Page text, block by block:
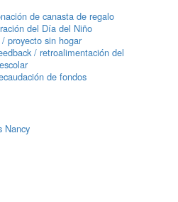
de canasta de regalo
del Día del Niño
proyecto sin hogar
/ retroalimentación del
de fondos
Nancy